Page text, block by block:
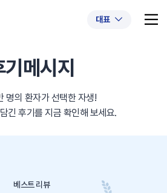
대표
침 #척추압박골절
기메시지
명의 환자가 선택한 자생!
긴 후기를 지금 확인해 보세요.
베스트 리뷰